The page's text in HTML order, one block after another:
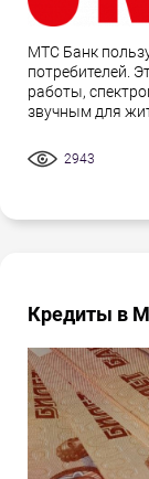
МТС Банк
потребителей.
работы,
звучным для
2943
Кредиты в